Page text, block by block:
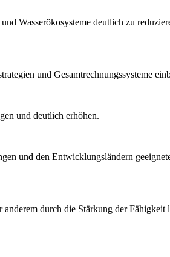
Wasserökosysteme deutlich zu
und Gesamtrechnungssysteme
und deutlich erhöhen.
und den Entwicklungsländern
durch die Stärkung der Fähigkeit